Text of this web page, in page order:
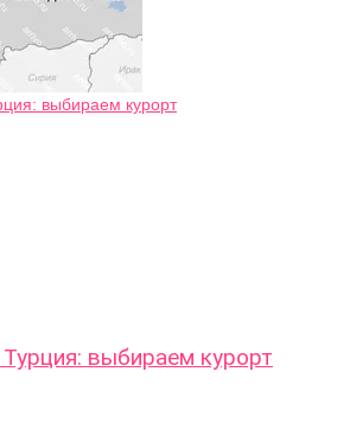
Турция: выбираем курорт